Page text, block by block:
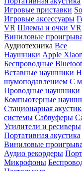
Игровые приставки
Игровые аксессуары
VR Шлемы и очки VR
Виниловые
Аудиотехника Все
Наушники Apple
Беспроводные
Вставные наушники
шумоподавлением С
Проводные наушники
Компьютерные
Стационарная
системы Сабвуферы
Усилители и ресиверы
Портативная акустика
Виниловые
Аудио рекордеры
Микрофоны